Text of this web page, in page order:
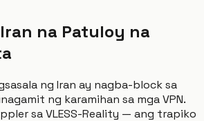
na Patuloy na
ng Iran ay nagba-block sa
ng karamihan sa mga VPN.
sa VLESS-Reality — ang trapiko